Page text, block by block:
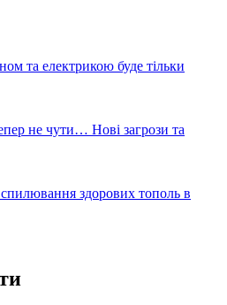
та електрикою буде тільки
не чути… Нові загрози та
здорових тополь в